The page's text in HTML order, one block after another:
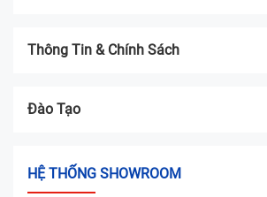
Thông Tin & Chính Sách
Đào Tạo
HỆ THỐNG SHOWROOM